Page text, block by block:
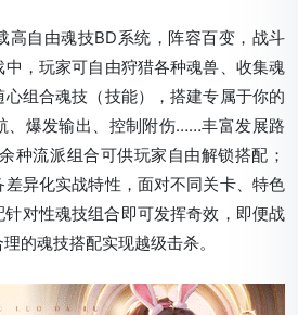
高自由魂技BD系统，阵容百变，战斗
，玩家可自由狩猎各种魂兽、收集魂
组合魂技（技能），搭建专属于你的
、爆发输出、控制附伤……丰富发展路
种流派组合可供玩家自由解锁搭配；
异化实战特性，面对不同关卡、特色
对性魂技组合即可发挥奇效，即便战
的魂技搭配实现越级击杀。